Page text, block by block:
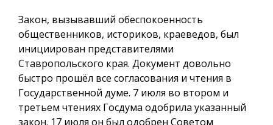
Закон, вызывавший обеспокоенность
общественников, историков, краеведов, был
инициирован представителями
Ставропольского края. Документ довольно
быстро прошёл все согласования и чтения в
Государственной думе. 7 июля во втором и
третьем чтениях Госдума одобрила указанный
закон. 17 июля он был одобрен Советом